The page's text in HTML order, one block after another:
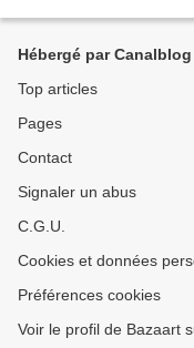
Hébergé par Canalblog
Top articles
Pages
Contact
Signaler un abus
C.G.U.
Cookies et données
Préférences cookies
Voir le profil de Bazaart